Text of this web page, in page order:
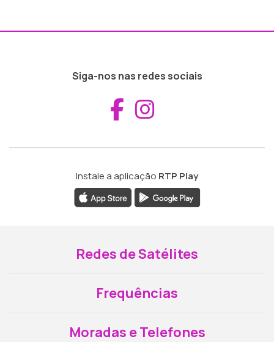
Siga-nos nas redes sociais
Aceder ao
Instale a aplicação RTP Play
Redes de Satélites
Frequências
Moradas e Telefones